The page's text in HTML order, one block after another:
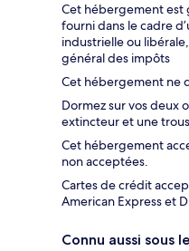
Cet hébergement est
fourni dans le cadre
industrielle ou
général des impôts
Cet hébergement ne
Dormez sur vos deux
extincteur et une
Cet hébergement
non acceptées.
Cartes de crédit
American Express et
Connu aussi sous